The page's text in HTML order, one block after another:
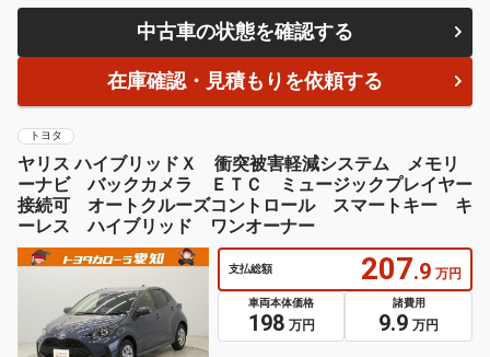
中古車の状態を確認する
在庫確認・見積もりを依頼する
トヨタ
ヤリス ハイブリッドＸ 衝突被害軽減システム メモリ
ーナビ バックカメラ ＥＴＣ ミュージックプレイヤー
接続可 オートクルーズコントロール スマートキー キ
ーレス ハイブリッド ワンオーナー
支払総額 207.9 万円
車両本体価格
198 万円
諸費用
9.9 万円